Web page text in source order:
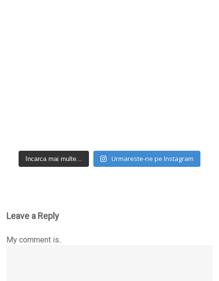
Incarca mai multe... Urmareste-ne pe Instagram
Leave a Reply
My comment is..